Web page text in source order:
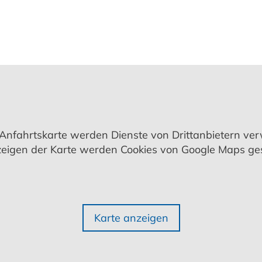
werden Dienste von Drittanbietern
der Karte werden Cookies von Google Maps
Karte anzeigen